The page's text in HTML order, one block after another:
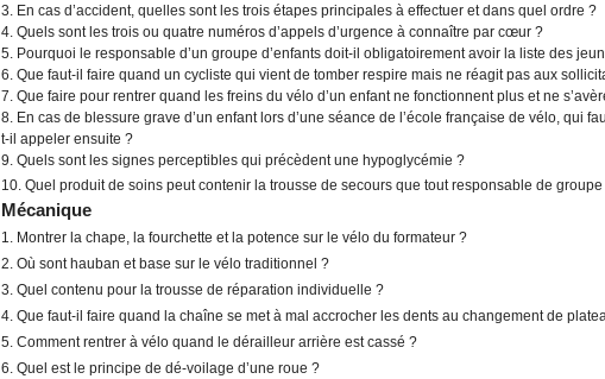
3. En cas d’accident, quelles sont les trois étapes principales à effectuer et dans quel ordre ?
4. Quels sont les trois ou quatre numéros d’appels d’urgence à connaître par cœur ?
5. Pourquoi le responsable d’un groupe d’enfants doit-il obligatoirement avoir la liste des
6. Que faut-il faire quand un cycliste qui vient de tomber respire mais ne réagit pas aux
7. Que faire pour rentrer quand les freins du vélo d’un enfant ne fonctionnent plus et ne
8. En cas de blessure grave d’un enfant lors d’une séance de l’école française de vélo, qui
t-il appeler ensuite ?
9. Quels sont les signes perceptibles qui précèdent une hypoglycémie ?
10. Quel produit de soins peut contenir la trousse de secours que tout responsable de
Mécanique
1. Montrer la chape, la fourchette et la potence sur le vélo du formateur ?
2. Où sont hauban et base sur le vélo traditionnel ?
3. Quel contenu pour la trousse de réparation individuelle ?
4. Que faut-il faire quand la chaîne se met à mal accrocher les dents au changement de
5. Comment rentrer à vélo quand le dérailleur arrière est cassé ?
6. Quel est le principe de dé-voilage d’une roue ?